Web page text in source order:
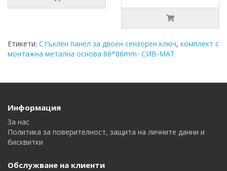
Етикети: Стъклен панел за двоен сензорен ключ, комплект с
монтажна метална основа 86*86mm- СИВ-МАТ
Информация
За нас
Политика за поверителност, защита на личните данни и
бисквитки
Обслужване на клиенти